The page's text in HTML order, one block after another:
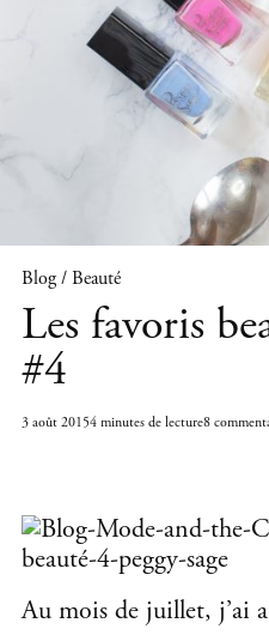
Blog / Beauté
Les favoris
#4
3 août 20154 minutes de lecture8
Au mois de juillet, j’ai